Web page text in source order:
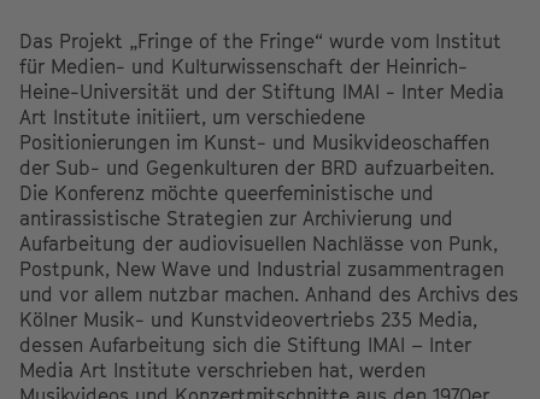
Das Projekt „Fringe of the Fringe“ wurde vom Institut
für Medien- und Kulturwissenschaft der Heinrich-
Heine-Universität und der Stiftung IMAI - Inter Media
Art Institute initiiert, um verschiedene
Positionierungen im Kunst- und Musikvideoschaffen
der Sub- und Gegenkulturen der BRD aufzuarbeiten.
Die Konferenz möchte queerfeministische und
antirassistische Strategien zur Archivierung und
Aufarbeitung der audiovisuellen Nachlässe von Punk,
Postpunk, New Wave und Industrial zusammentragen
und vor allem nutzbar machen. Anhand des Archivs des
Kölner Musik- und Kunstvideovertriebs 235 Media,
dessen Aufarbeitung sich die Stiftung IMAI – Inter
Media Art Institute verschrieben hat, werden